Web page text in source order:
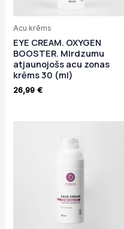
Acu krēms
EYE CREAM. OXYGEN
BOOSTER. Mirdzumu
atjaunojošs acu zonas
krēms 30 (ml)
26,99€